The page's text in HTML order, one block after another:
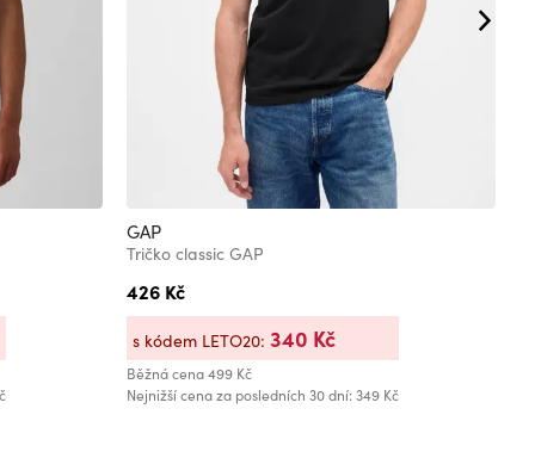
GAP
Tričko classic GAP
426 Kč
Běžná cena499 Kč
Nejnižší cena za posledních 30 dní: 349 Kč
s kódem LETO20: 340 Kč